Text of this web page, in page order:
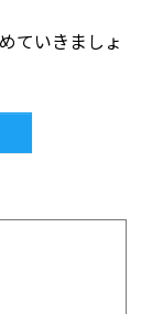
ていきましょ